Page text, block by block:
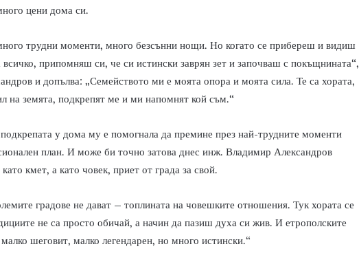
цени дома си.
трудни моменти, много безсънни нощи. Но когато се прибереш и видиш
припомняш си, че си истински заврян зет и започваш с покъщнината“,
и допълва: „Семейството ми е моята опора и моята сила. Те са хората,
на земята, подкрепят ме и ми напомнят кой съм.“
у дома му е помогнала да премине през най-трудните моменти
план. И може би точно затова днес инж. Владимир Александров
кмет, а като човек, приет от града за свой.
градове не дават – топлината на човешките отношения. Тук хората се
не са просто обичай, а начин да пазиш духа си жив. И етрополските
шеговит, малко легендарен, но много истински.“